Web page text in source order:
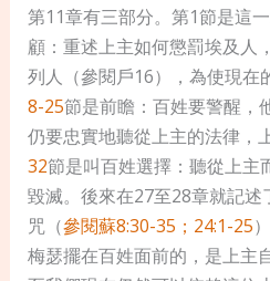
第11章有三部分。第1節是這一
顧：重述上主如何懲罰埃及人
列人（參閱戶16），為使現在
8-25節是前瞻：百姓要警醒，
仍要忠實地聽從上主的法律，
32節是叫百姓選擇：聽從上主
毀滅。後來在27至28章就記述
咒（參閱蘇8:30-35；24:1-25
梅瑟擺在百姓面前的，是上主